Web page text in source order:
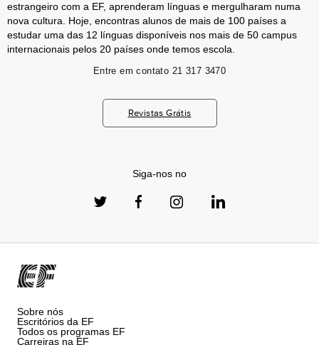
estrangeiro com a EF, aprenderam línguas e mergulharam numa
nova cultura. Hoje, encontras alunos de mais de 100 países a
estudar uma das 12 línguas disponíveis nos mais de 50 campus
internacionais pelos 20 países onde temos escola.
Entre em contato 21 317 3470
Revistas Grátis
Siga-nos no
Sobre nós
Escritórios da EF
Todos os programas EF
Carreiras na EF